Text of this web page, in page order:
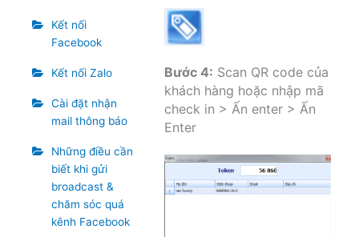
Kết nối
Facebook
Kết nối Zalo
Cài đặt nhận
mail thông báo
Những điều cần
biết khi gửi
broadcast &
chăm sóc quá
kênh Facebook
Bước 4: Scan QR code của
khách hàng hoặc nhập mã
check in > Ấn enter > Ấn
Enter